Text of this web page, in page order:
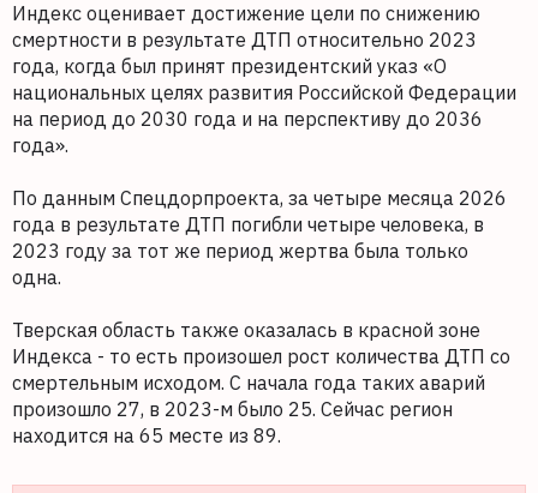
Индекс оценивает достижение цели по снижению
смертности в результате ДТП относительно 2023
года, когда был принят президентский указ «О
национальных целях развития Российской Федерации
на период до 2030 года и на перспективу до 2036
года».
По данным Спецдорпроекта, за четыре месяца 2026
года в результате ДТП погибли четыре человека, в
2023 году за тот же период жертва была только
одна.
Тверская область также оказалась в красной зоне
Индекса - то есть произошел рост количества ДТП со
смертельным исходом. С начала года таких аварий
произошло 27, в 2023-м было 25. Сейчас регион
находится на 65 месте из 89.